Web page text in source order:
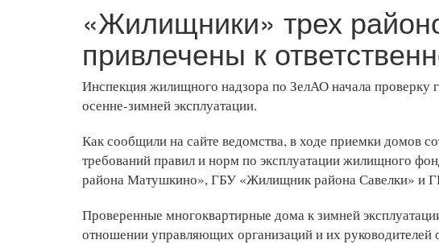
«Жилищники» трех
привлечены к
Инспекция жилищного надзора по ЗелАО начала проверку
осенне-зимней эксплуатации.
Как сообщили на сайте ведомства, в ходе приемки домов
требований правил и норм по эксплуатации жилищного
района Матушкино», ГБУ «Жилищник района Савелки» и
Проверенные многоквартирные дома к зимней
отношении управляющих организаций и их